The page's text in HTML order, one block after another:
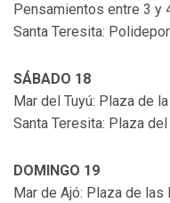
Pensamientos entre 3 y
Santa Teresita:
SÁBADO 18
Mar del Tuyú: Plaza de
Santa Teresita: Plaza
DOMINGO 19
Mar de Ajó: Plaza de